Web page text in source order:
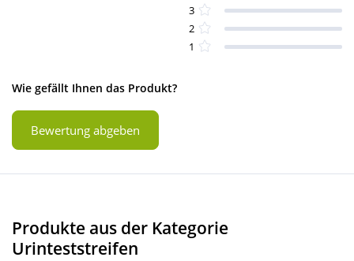
3
2
1
Wie gefällt Ihnen das Produkt?
Bewertung abgeben
Produkte aus der Kategorie
Urinteststreifen